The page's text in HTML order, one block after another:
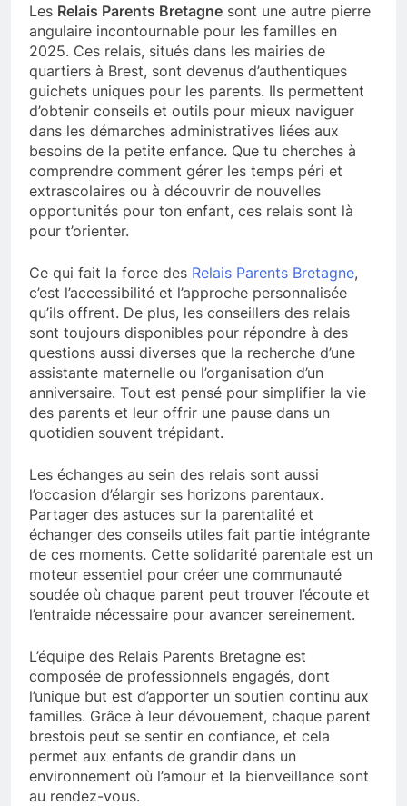
Les Relais Parents Bretagne sont une autre pierre
angulaire incontournable pour les familles en
2025. Ces relais, situés dans les mairies de
quartiers à Brest, sont devenus d’authentiques
guichets uniques pour les parents. Ils permettent
d’obtenir conseils et outils pour mieux naviguer
dans les démarches administratives liées aux
besoins de la petite enfance. Que tu cherches à
comprendre comment gérer les temps péri et
extrascolaires ou à découvrir de nouvelles
opportunités pour ton enfant, ces relais sont là
pour t’orienter.
Ce qui fait la force des Relais Parents Bretagne,
c’est l’accessibilité et l’approche personnalisée
qu’ils offrent. De plus, les conseillers des relais
sont toujours disponibles pour répondre à des
questions aussi diverses que la recherche d’une
assistante maternelle ou l’organisation d’un
anniversaire. Tout est pensé pour simplifier la vie
des parents et leur offrir une pause dans un
quotidien souvent trépidant.
Les échanges au sein des relais sont aussi
l’occasion d’élargir ses horizons parentaux.
Partager des astuces sur la parentalité et
échanger des conseils utiles fait partie intégrante
de ces moments. Cette solidarité parentale est un
moteur essentiel pour créer une communauté
soudée où chaque parent peut trouver l’écoute et
l’entraide nécessaire pour avancer sereinement.
L’équipe des Relais Parents Bretagne est
composée de professionnels engagés, dont
l’unique but est d’apporter un soutien continu aux
familles. Grâce à leur dévouement, chaque parent
brestois peut se sentir en confiance, et cela
permet aux enfants de grandir dans un
environnement où l’amour et la bienveillance sont
au rendez-vous.